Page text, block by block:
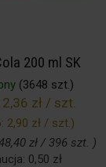
200 ml SK
(3648 szt.)
2,36 zł / szt.
2,90 zł / szt.)
zł / 396 szt. )
0,50 zł